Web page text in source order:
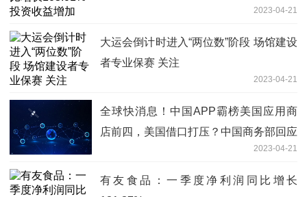
2023-04-21
大运会倒计时进入“两位数”阶段 场馆建设
者专业保赛 关注
2023-04-21
全球快消息！中国APP霸榜美国应用商
店前四，美国借口打压？中国商务部回应
2023-04-21
有友食品：一季度净利润同比增长